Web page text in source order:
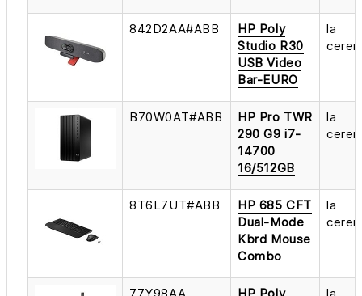
842D2AA#ABB
HP Poly
Studio R30
USB Video
Bar-EURO
la
B70W0AT#ABB
HP Pro TWR
290 G9 i7-
14700
16/512GB
la
8T6L7UT#ABB
HP 685 CFT
Dual-Mode
Kbrd Mouse
Combo
la